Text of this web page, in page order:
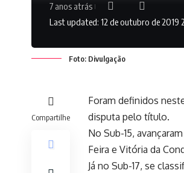
Last updated: 12 de outubro de 2019
7 anos atrás
Foto: Divulgação
Compartilhe
Foram definidos
disputa pelo título.
No Sub-15,
Feira e Vitória da
Já no Sub-17, se